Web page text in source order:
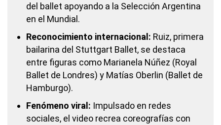
del ballet apoyando a la Selección Argentina
en el Mundial.
Reconocimiento internacional: Ruiz, primera
bailarina del Stuttgart Ballet, se destaca
entre figuras como Marianela Núñez (Royal
Ballet de Londres) y Matías Oberlin (Ballet de
Hamburgo).
Fenómeno viral: Impulsado en redes
sociales, el video recrea coreografías con